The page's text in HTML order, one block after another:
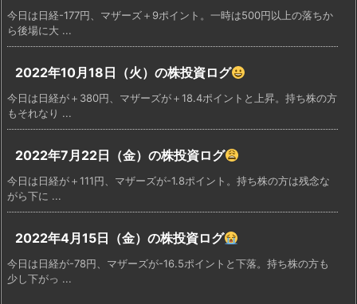
今日は日経-177円、マザーズ＋9ポイント。一時は500円以上の落ちか
ら後場に大 ...
2022年10月18日（火）の株投資ログ
今日は日経が＋380円、マザーズが＋18.4ポイントと上昇。持ち株の方
もそれなり ...
2022年7月22日（金）の株投資ログ
今日は日経が＋111円、マザーズが-1.8ポイント。持ち株の方は残念な
がら下に ...
2022年4月15日（金）の株投資ログ
今日は日経が-78円、マザーズが-16.5ポイントと下落。持ち株の方も
少し下がっ ...